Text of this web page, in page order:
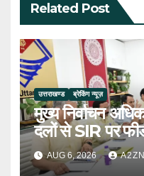
Related Post
उत्तराखण्ड ब्रेकिंग न्यूज़
मुख्य निर्वाचन
दलों से SIR पर
AUG 6, 2026